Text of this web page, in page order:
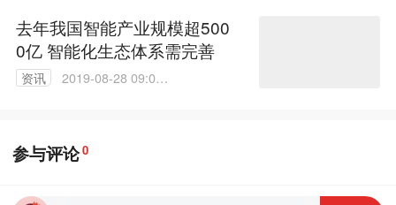
去年我国智能产业规模超500
0亿 智能化生态体系需完善
资讯
2019-08-28 09:08:
参与评论0